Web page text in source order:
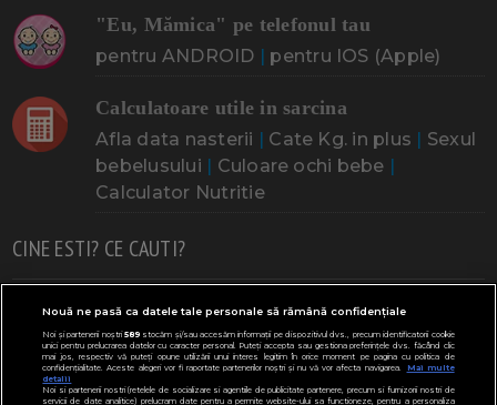
"Eu, Mămica" pe telefonul tau
pentru ANDROID | pentru IOS (Apple)
Calculatoare utile in sarcina
Afla data nasterii | Cate Kg. in plus | Sexul
bebelusului | Culoare ochi bebe |
Calculator Nutritie
CINE ESTI? CE CAUTI?
Doresc un copil Adoptia Probleme cu sarcina
Urmeaza sa nasc Probleme alaptare Bebe plange
Bebe febra Caut bona Cresa, Gradinta
Nouă ne pasă ca datele tale personale să rămână confidențiale
Noi și partenerii noștri589stocăm și/sau accesăm informații pe dispozitivul dvs., precum identificatorii cookie
unici pentru prelucrarea datelor cu caracter personal. Puteți accepta sau gestiona preferințele dvs. făcând clic
mai jos, respectiv vă puteți opune utilizării unui interes legitim în orice moment pe pagina cu politica de
confidențialitate. Aceste alegeri vor fi raportate partenerilor noștri și nu vă vor afecta navigarea.
Mai multe
detalii
Noi si partenerii nostri (retelele de socializare si agentiile de publicitate partenere, precum si furnizorii nostri de
servicii de date analitice) prelucram date pentru a permite website-ului sa functioneze, pentru a personaliza